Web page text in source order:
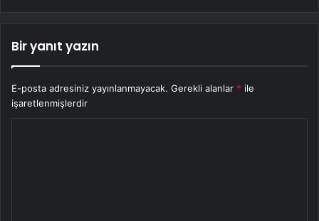
Bir yanıt yazın
E-posta adresiniz yayınlanmayacak. Gerekli alanlar * ile
işaretlenmişlerdir